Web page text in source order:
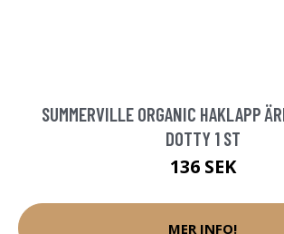
SUMMERVILLE ORGANIC HAKLAPP
DOTTY 1 ST
136 SEK
MER INFO!